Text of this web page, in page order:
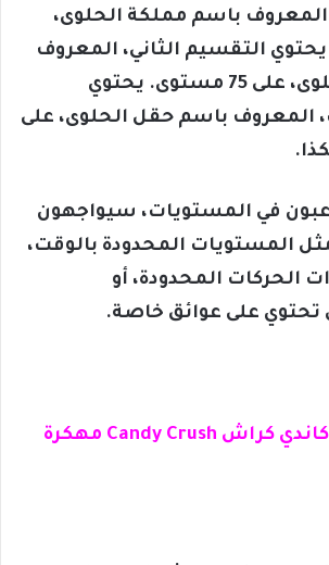
المعروف باسم مملكة الحلوى،
يحتوي التقسيم الثاني، المعروف
باسم مدينة الحلوى، على 75 مستوى. يحتوي
المعروف باسم حقل الحلوى، على
في المستويات، سيواجهون
المستويات المحدودة بالوقت،
الحركات المحدودة، أو
تحتوي على عوائق خاصة.
مميزات تحميل كاندي كراش Candy Crush مهكرة